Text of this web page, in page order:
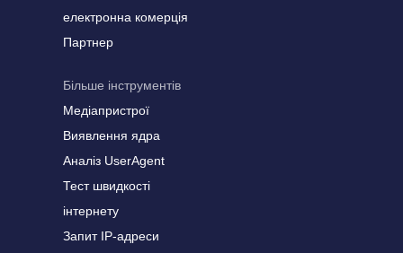
електронна комерція
Партнер
Більше інструментів
Медіапристрої
Виявлення ядра
Аналіз UserAgent
Тест швидкості
інтернету
Запит IP-адреси